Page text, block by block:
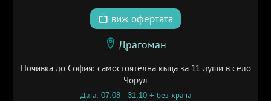
виж офертата
Драгоман
Почивка до София: самостоятелна къща за 11 души в село
Чорул
Дата: 07.08 - 31.10 + без храна